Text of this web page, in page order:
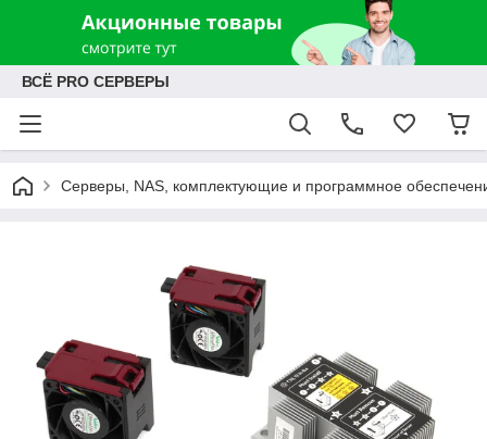
ВСЁ PRO СЕРВЕРЫ
Серверы, NAS, комплектующие и программное